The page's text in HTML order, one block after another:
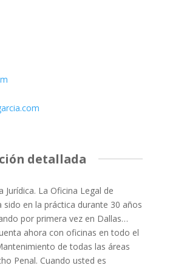
detallada
Jurídica. La Oficina Legal de
sido en la práctica durante 30 años
por primera vez en Dallas…
ahora con oficinas en todo el
de todas las áreas
Penal. Cuando usted es